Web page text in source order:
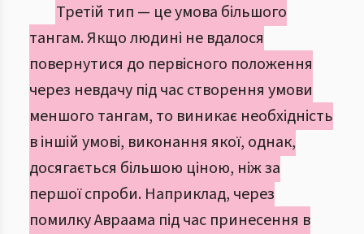
Третій тип — це умова більшого
тангам. Якщо людині не вдалося
повернутися до первісного положення
через невдачу під час створення умови
меншого тангам, то виникає необхідність
в іншій умові, виконання якої, однак,
досягається більшою ціною, ніж за
першої спроби. Наприклад, через
помилку Авраама під час принесення в